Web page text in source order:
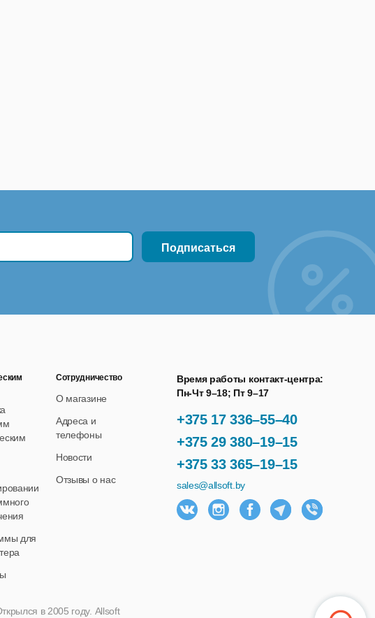
+375 17 336–55–40
+375 29 380–19–15
+375 33 365–19–15
Время работы контакт-центра:
Пн-Чт 9–18; Пт 9–17
sales@allsoft.by
для
Сотрудничество
О магазине
Адреса и
телефоны
Новости
Отзывы о нас
в 2005 году. Allsoft